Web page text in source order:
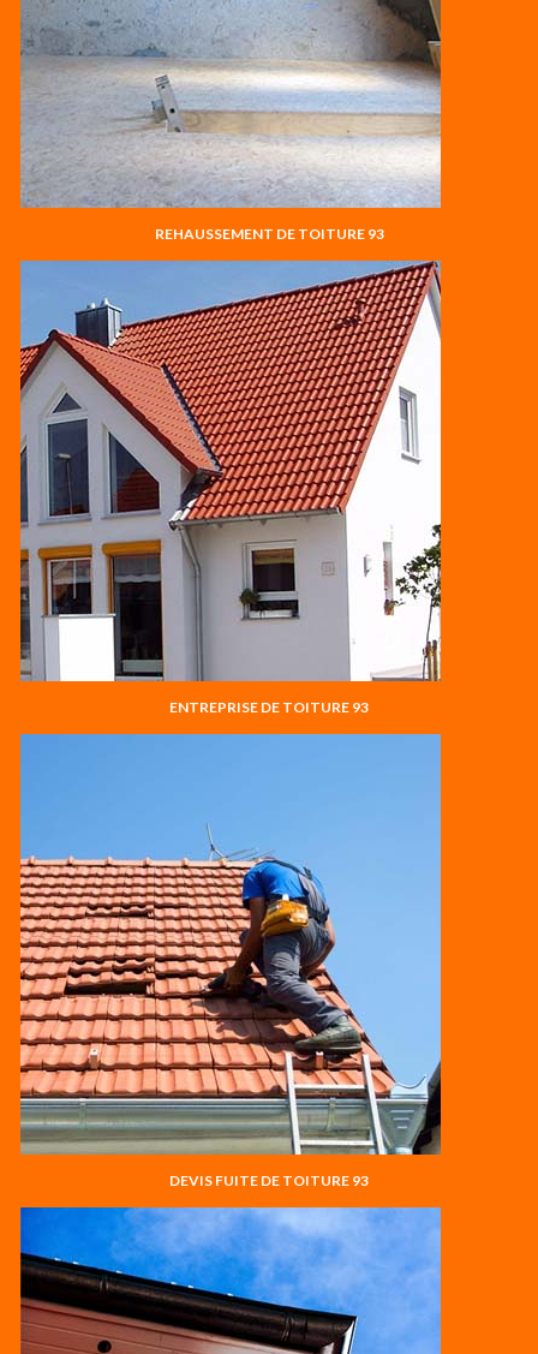
REHAUSSEMENT DE TOITURE 93
ENTREPRISE DE TOITURE 93
DEVIS FUITE DE TOITURE 93